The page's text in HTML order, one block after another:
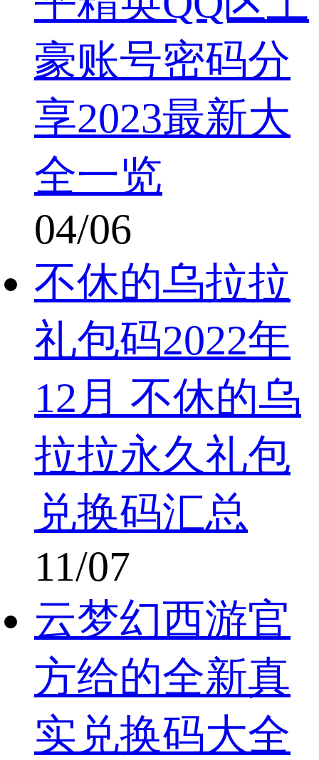
豪账号密码分
享2023最新大
全一览
04/06
不休的乌拉拉
礼包码2022年
12月 不休的乌
拉拉永久礼包
兑换码汇总
11/07
云梦幻西游官
方给的全新真
实兑换码大全